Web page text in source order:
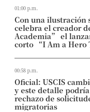
01:00 p.m.
Con una ilustración
celebra el creador
Academia” el
corto “I Am a Hero
00:58 p.m.
Oficial: USCIS
y este detalle
rechazo de
migratorias